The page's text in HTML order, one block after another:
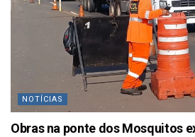
NOTÍCIAS
Obras na ponte dos Mosquitos